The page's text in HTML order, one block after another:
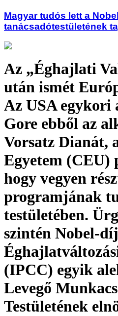
Magyar tudós lett a
tanácsadótestületének
Az „Éghajlati
után ismét
Az USA egykori
Gore ebből az
Vorsatz Dianát,
Egyetem (CEU)
hogy vegyen
programjának
testületében.
szintén Nobel-
(IPCC) egyik
Levegő
Testületének